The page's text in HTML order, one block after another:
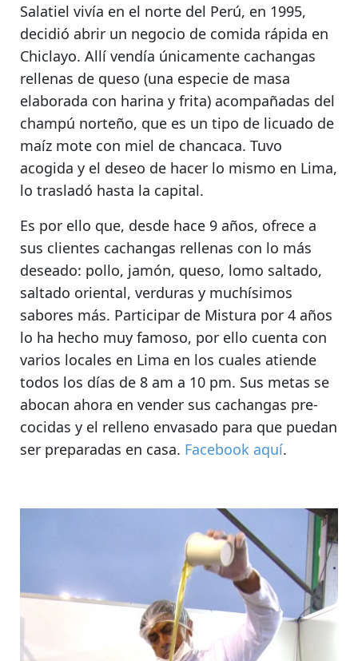
Salatiel vivía en el norte del Perú, en 1995,
decidió abrir un negocio de comida rápida en
Chiclayo. Allí vendía únicamente cachangas
rellenas de queso (una especie de masa
elaborada con harina y frita) acompañadas del
champú norteño, que es un tipo de licuado de
maíz mote con miel de chancaca. Tuvo
acogida y el deseo de hacer lo mismo en Lima,
lo trasladó hasta la capital.
Es por ello que, desde hace 9 años, ofrece a
sus clientes cachangas rellenas con lo más
deseado: pollo, jamón, queso, lomo saltado,
saltado oriental, verduras y muchísimos
sabores más. Participar de Mistura por 4 años
lo ha hecho muy famoso, por ello cuenta con
varios locales en Lima en los cuales atiende
todos los días de 8 am a 10 pm. Sus metas se
abocan ahora en vender sus cachangas pre-
cocidas y el relleno envasado para que puedan
ser preparadas en casa. Facebook aquí.